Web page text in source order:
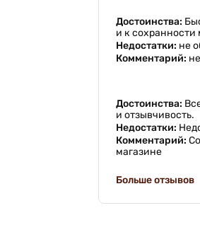
Достоинства:
и к сохранности
Недостатки: не
Комментарий:
Достоинства:
и отзывчивость.
Недостатки:
Комментарий:
магазине
Больше отзывов